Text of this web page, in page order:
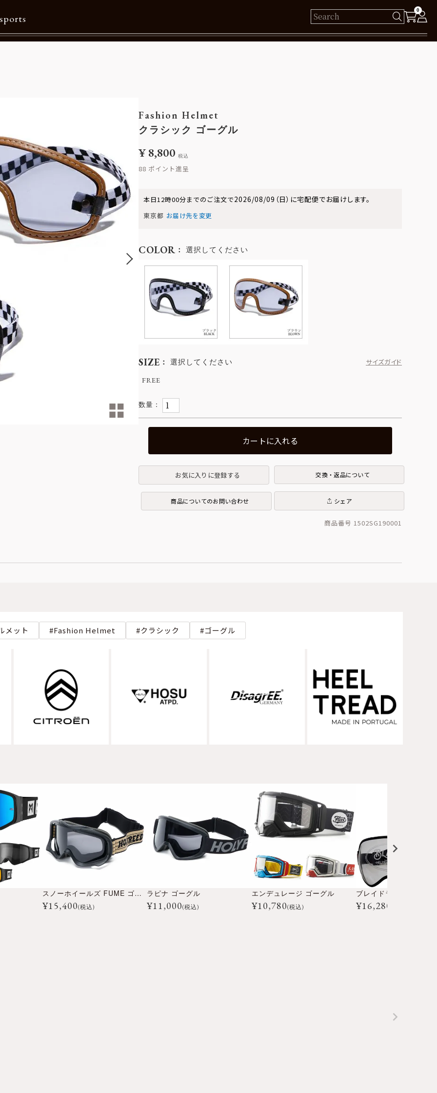
0
メルマガ購読
リクルート
Fashion Helmet
クラシック ゴーグル
¥8,800 税込
88
本日12時00分までのご注文で2026/08/09（日） に宅配便でお届けします。
東京都 お届け先を変更
SIZE 選択してください
サイズガイド
FREE
COLOR 選択してください
カートに入れる
お気に入りに登録する 交換・返品について
商品についてのお問い合わせ シェア
商品番号 1502SG190001
メット Fashion Helmet クラシック ゴーグル
スノーホイールズ FUME ゴーグル
¥15,400(税込)
ラピナ ゴーグル
¥11,000(税込)
エンデュレージ ゴーグル
¥10,780(税込)
ブレイドライダー ゴー
¥16,280